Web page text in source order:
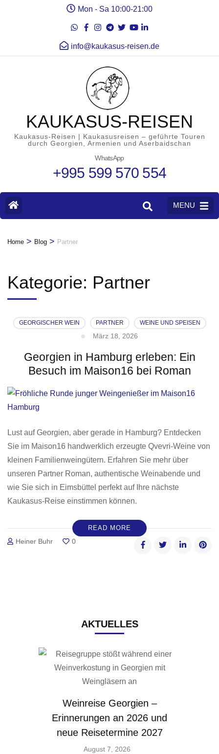
Mon - Sa 10:00-21:00
info@kaukasus-reisen.de
KAUKASUS-REISEN
Kaukasus-Reisen | Kaukasusreisen – geführte Touren
durch Georgien, Armenien und Aserbaidschan
WhatsApp
+995 599 570 554
MENU
Home > Blog > Partner
Kategorie: Partner
GEORGISCHER WEIN PARTNER WEINE UND SPEISEN
März 18, 2026
Georgien in Hamburg erleben: Ein
Besuch im Maison16 bei Roman
Lust auf Georgien, aber gerade in Hamburg? Entdecken
Sie im Maison16 handwerklich erzeugte Qvevri-Weine von
kleinen Familienweingütern. Erfahren Sie mehr über
unseren Partner Roman, authentische Weinabende und
wie Sie sich in Eimsbüttel perfekt auf Ihre nächste
Kaukasus-Reise einstimmen können.
READ MORE
Heiner Buhr 0
AKTUELLES
Weinreise Georgien –
Erinnerungen an 2026 und
neue Reisetermine 2027
August 7, 2026